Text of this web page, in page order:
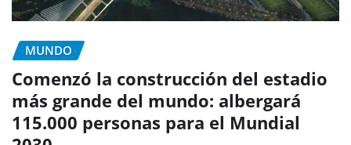
MUNDO
Comenzó la construcción del estadio
más grande del mundo: albergará
115.000 personas para el Mundial